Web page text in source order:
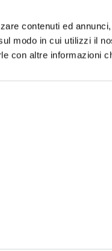
contenuti ed
modo in cui utilizzi il
con altre informazioni